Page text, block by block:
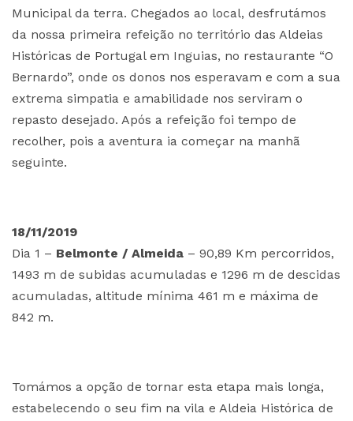
Municipal da terra. Chegados ao local, desfrutámos
da nossa primeira refeição no território das Aldeias
Históricas de Portugal em Inguias, no restaurante “O
Bernardo”, onde os donos nos esperavam e com a sua
extrema simpatia e amabilidade nos serviram o
repasto desejado. Após a refeição foi tempo de
recolher, pois a aventura ia começar na manhã
seguinte.
18/11/2019
Dia 1 – Belmonte / Almeida – 90,89 Km percorridos,
1493 m de subidas acumuladas e 1296 m de descidas
acumuladas, altitude mínima 461 m e máxima de
842 m.
Tomámos a opção de tornar esta etapa mais longa,
estabelecendo o seu fim na vila e Aldeia Histórica de